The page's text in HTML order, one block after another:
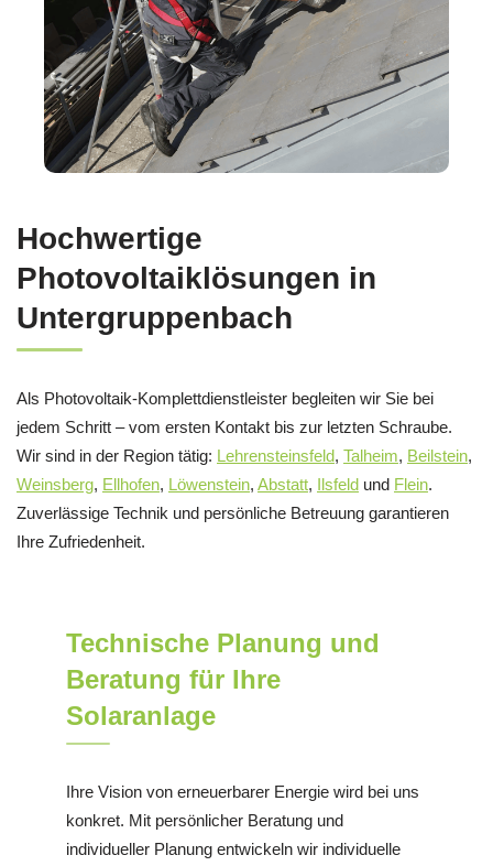
Hochwertige
Photovoltaiklösungen in
Untergruppenbach
Als Photovoltaik-Komplettdienstleister begleiten wir Sie bei
jedem Schritt – vom ersten Kontakt bis zur letzten Schraube.
Wir sind in der Region tätig: Lehrensteinsfeld, Talheim, Beilstein,
Weinsberg, Ellhofen, Löwenstein, Abstatt, Ilsfeld und Flein.
Zuverlässige Technik und persönliche Betreuung garantieren
Ihre Zufriedenheit.
Technische Planung und
Beratung für Ihre
Solaranlage
Ihre Vision von erneuerbarer Energie wird bei uns
konkret. Mit persönlicher Beratung und
individueller Planung entwickeln wir individuelle